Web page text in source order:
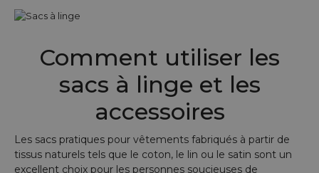
Comment utiliser les
sacs à linge et les
accessoires
Les sacs pratiques pour vêtements fabriqués à partir de
tissus naturels tels que le coton, le lin ou le satin sont un
excellent choix pour les personnes soucieuses de